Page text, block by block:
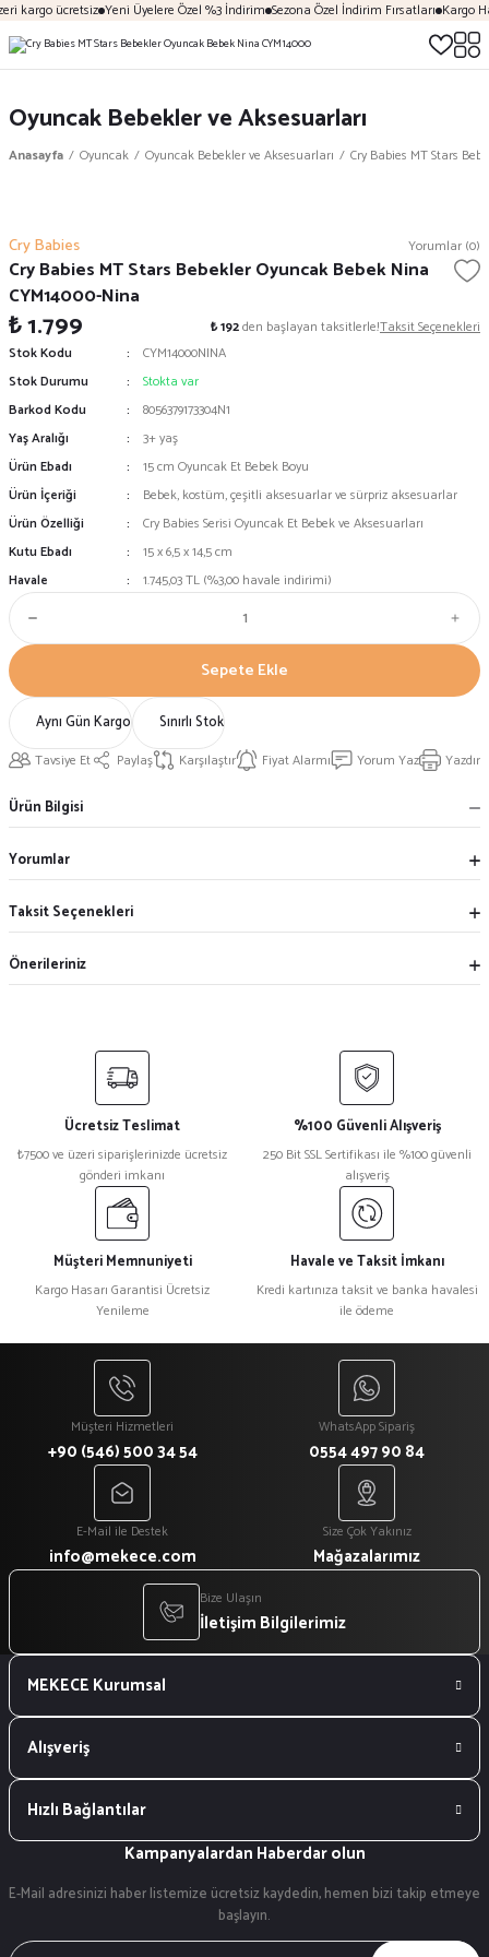
kargo ücretsiz Yeni Üyelere Özel %3 İndirim Sezona Özel İndirim Fırsatları Kargo
Oyuncak Bebekler ve Aksesuarları
Anasayfa Oyuncak Oyuncak Bebekler ve Aksesuarları Cry Babies MT Stars
Cry Babies Yorumlar (0)
Cry Babies MT Stars Bebekler Oyuncak Bebek Nina
CYM14000-Nina
₺ 1.799 ₺ 192den başlayan taksitlerle!Taksit Seçenekleri
Stok Kodu
CYM14000NINA
Stok Durumu
Stokta var
Barkod Kodu
8056379173304N1
Yaş Aralığı
3+ yaş
Ürün Ebadı
15 cm Oyuncak Et Bebek Boyu
Ürün İçeriği
Bebek, kostüm, çeşitli aksesuarlar ve sürpriz aksesuarlar
Ürün Özelliği
Cry Babies Serisi Oyuncak Et Bebek ve Aksesuarları
Kutu Ebadı
15 x 6,5 x 14,5 cm
Havale
1.745,03 TL (%3,00 havale indirimi)
Sepete Ekle
Aynı Gün Kargo Sınırlı Stok
Tavsiye Et Paylaş Karşılaştır Fiyat Alarmı Yorum Yaz Yazdır
Ürün Bilgisi
Yorumlar
Taksit Seçenekleri
Önerileriniz
Ücretsiz Teslimat
₺7500 ve üzeri siparişlerinizde ücretsiz
gönderi imkanı
%100 Güvenli Alışveriş
250 Bit SSL Sertifikası ile %100 güvenli
alışveriş
Müşteri Memnuniyeti
Kargo Hasarı Garantisi Ücretsiz
Yenileme
Havale ve Taksit İmkanı
Kredi kartınıza taksit ve banka havalesi
ile ödeme
Müşteri Hizmetleri
+90 (546) 500 34 54
WhatsApp Sipariş
0554 497 90 84
E-Mail ile Destek
info@mekece.com
Size Çok Yakınız
Mağazalarımız
Bize Ulaşın
İletişim Bilgilerimiz
MEKECE Kurumsal
Alışveriş
Hızlı Bağlantılar
Kampanyalardan Haberdar olun
E-Mail adresinizi haber listemize ücretsiz kaydedin, hemen bizi takip etmeye
başlayın.